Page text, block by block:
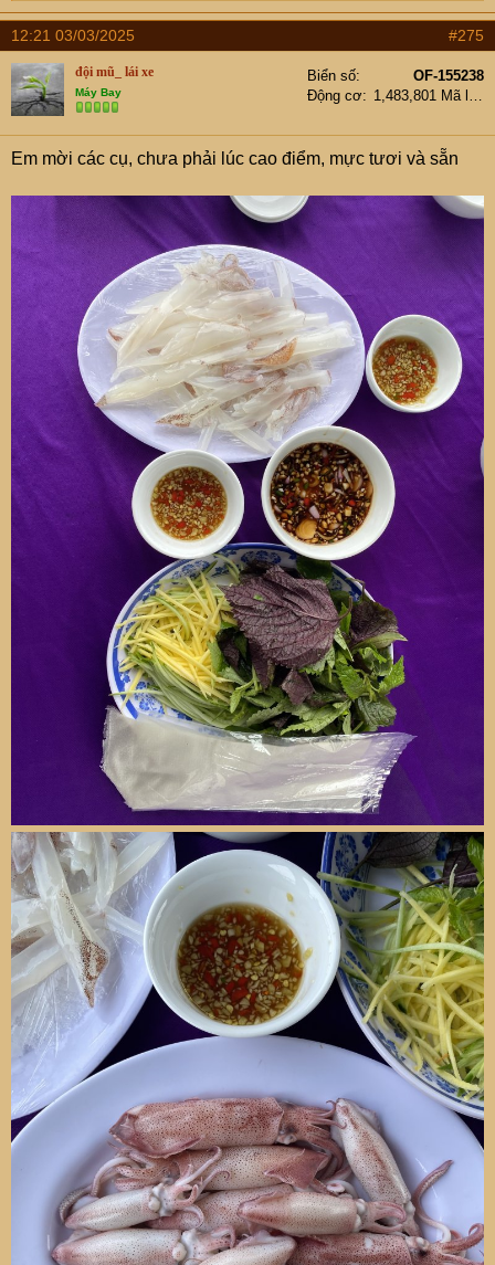
a
c
t
i
o
n
s
:
12:21 03/03/2025 #275
đội mũ_ lái xe
Máy Bay
Biển số
OF-155238
Động cơ
Em mời các cụ, chưa phải lúc cao điểm, mực tươi và sẵn